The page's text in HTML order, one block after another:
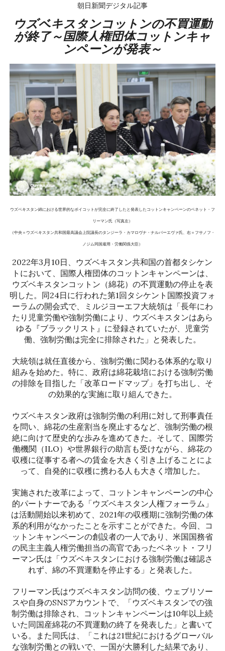
朝日新聞デジタル記事
ウズベキスタンコットンの不買運動
が終了～国際人権団体コットンキャ
ンペーンが発表～
ウズベキスタン綿における世界的なボイコットが完全に終了したと発表したコットンキャンペーンのベネット・フ
リーマン氏（写真左）
（中央＝ウズベキスタン共和国最高議会上院議長のタンジーラ・カマロヴナ・ナルバーエヴァ氏、右＝フサノフ・
ノジム同国雇用・労働関係大臣）
2022年3月10日、ウズベキスタン共和国の首都タシケン
トにおいて、国際人権団体のコットンキャンペーンは、
ウズベキスタンコットン（綿花）の不買運動の停止を表
明した。同24日に行われた第1回タシケント国際投資フォ
ーラムの開会式で、ミルジヨーエフ大統領は「長年にわ
たり児童労働や強制労働により、ウズベキスタンはあら
ゆる『ブラックリスト』に登録されていたが、児童労
働、強制労働は完全に排除された」と発表した。
大統領は就任直後から、強制労働に関わる体系的な取り
組みを始めた。特に、政府は綿花栽培における強制労働
の排除を目指した「改革ロードマップ」を打ち出し、そ
の効果的な実施に取り組んできた。
ウズベキスタン政府は強制労働の利用に対して刑事責任
を問い、綿花の生産割当を廃止するなど、強制労働の根
絶に向けて歴史的な歩みを進めてきた。そして、国際労
働機関（ILO）や世界銀行の助言も受けながら、綿花の
収穫に従事する者への賃金を大きく引き上げることによ
って、自発的に収穫に携わる人も大きく増加した。
実施された改革によって、コットンキャンペーンの中心
的パートナーである「ウズベキスタン人権フォーラム」
は活動開始以来初めて、2021年の収穫期に強制労働の体
系的利用がなかったことを示すことができた。今回、コ
ットンキャンペーンの創設者の一人であり、米国国務省
の民主主義人権労働担当の高官であったベネット・フリ
ーマン氏は「ウズベキスタンにおける強制労働は確認さ
れず、綿の不買運動を停止する」と発表した。
フリーマン氏はウズベキスタン訪問の後、ウェブリソー
スや自身のSNSアカウントで、「ウズベキスタンでの強
制労働は排除され、コットンキャンペーンは10年以上続
いた同国産綿花の不買運動の終了を発表した」と書いて
いる。また同氏は、「これは21世紀におけるグローバル
な強制労働との戦いで、一国が大勝利した結果であり、